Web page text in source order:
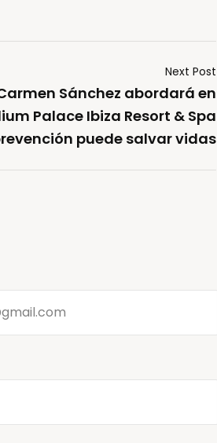
Next Post
Sánchez abordará en
Palace Ibiza Resort & Spa
puede salvar vidas